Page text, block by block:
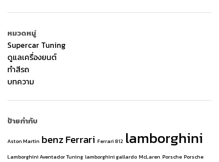
หมวดหมู่
Supercar Tuning
ดูแลเครื่องยนต์
ทำสีรถ
บทความ
ป้ายกำกับ
Aston Martin benzFerrari Ferrari 812 lamborghini
Lamborghini Aventador Tuning lamborghini gallardo McLaren Porsche Porsche